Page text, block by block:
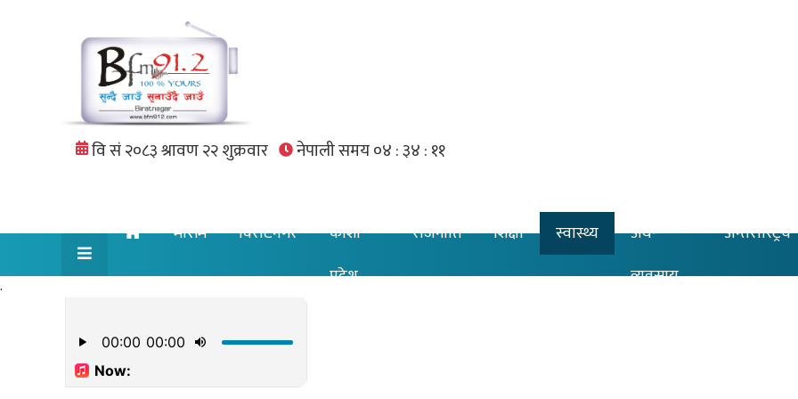
मौसम विराटनगर
कोशी
प्रदेश
राजनीति शिक्षा स्वास्थ्य
अर्थ-
व्यवसाय
अन्तरास्ट्रिय
.